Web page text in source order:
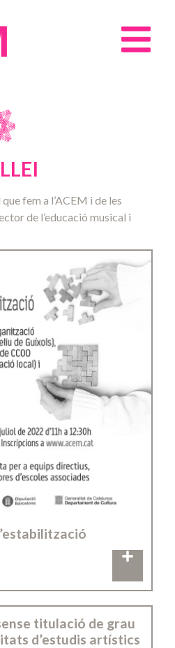
fem a l’ACEM i de les
de l’educació musical i
titulació de grau
d’estudis artístics